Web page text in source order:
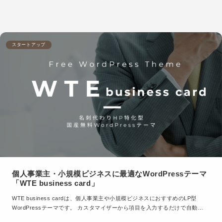
スタートアップ
個人事業主・小規模ビジネスに最適なWordPressテーマ
「WTE business card」
WTE business cardは、個人事業主や小規模ビジネスにおすすめのLP型
WordPressテーマです。 カスタマイザーから項目を入力するだけで自動…